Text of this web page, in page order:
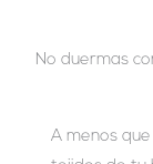
No duermas
A menos